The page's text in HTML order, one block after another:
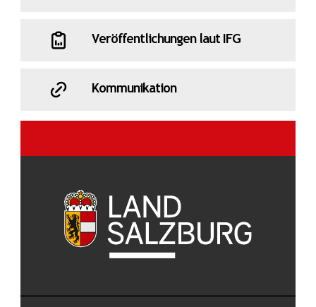
Veröffentlichungen laut IFG
Kommunikation